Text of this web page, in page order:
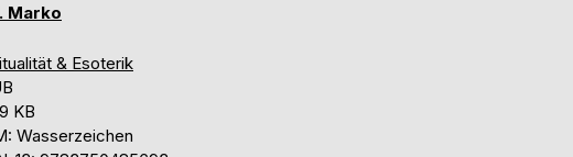
Marko
& Esoterik
KB
Wasserzeichen